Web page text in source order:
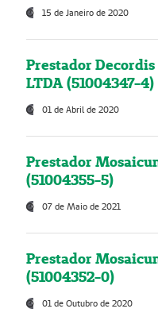
15 de Janeiro de 2020
Prestador
LTDA (51004347-4)
01 de Abril de 2020
Prestador
(51004355-5)
07 de Maio de 2021
Prestador
(51004352-0)
01 de Outubro de 2020